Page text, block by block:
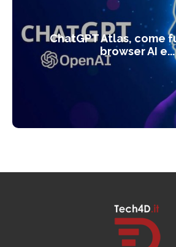
ChatGPT Atlas, come
browser AI e...